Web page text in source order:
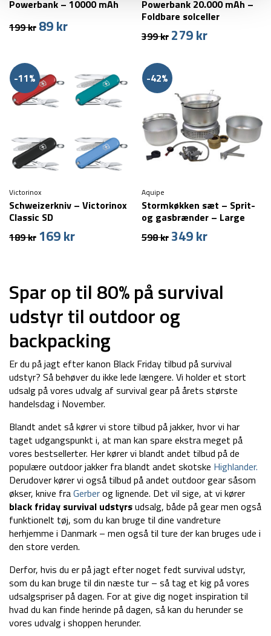
Powerbank – 10000 mAh
199kr Den
199 kr.
89krDen
89 kr.
Powerbank 20.000 mAh –
Foldbare solceller
399kr Den
var:
399 kr.
279krDen
279 kr.
-11%
Victorinox
Schweizerkniv – Victorinox
Classic SD
189kr Den
189 kr.
169krDen
169 kr.
-42%
Aquipe
Stormkøkken sæt – Sprit-
og gasbrænder – Large
598kr Den
598 kr.
349krDen
349 kr.
Spar op til 80% på survival
udstyr til outdoor og
backpacking
Er du på jagt efter kanon Black Friday tilbud på survival
udstyr? Så behøver du ikke lede længere. Vi holder et stort
udsalg på vores udvalg af survival gear på årets største
handelsdag i November.
Blandt andet så kører vi store tilbud på jakker, hvor vi har
taget udgangspunkt i, at man kan spare ekstra meget på
vores bestsellerter. Her kører vi blandt andet tilbud på de
populære outdoor jakker fra blandt andet skotske Highlander.
Derudover kører vi også tilbud på andet outdoor gear såsom
økser, knive fraGerberog lignende. Det vil sige, at vi kører
black friday survival udstyrsudsalg, både på gear men også
funktionelt tøj, som du kan bruge til dine vandreture
herhjemme i Danmark – men også til ture der kan bruges ude i
den store verden.
Derfor, hvis du er på jagt efter noget fedt survival udstyr,
som du kan bruge til din næste tur – så tag et kig på vores
udsalgspriser på dagen. For at give dig noget inspiration til
hvad du kan finde herinde på dagen, så kan du herunder se
vores udvalg i shoppen herunder.